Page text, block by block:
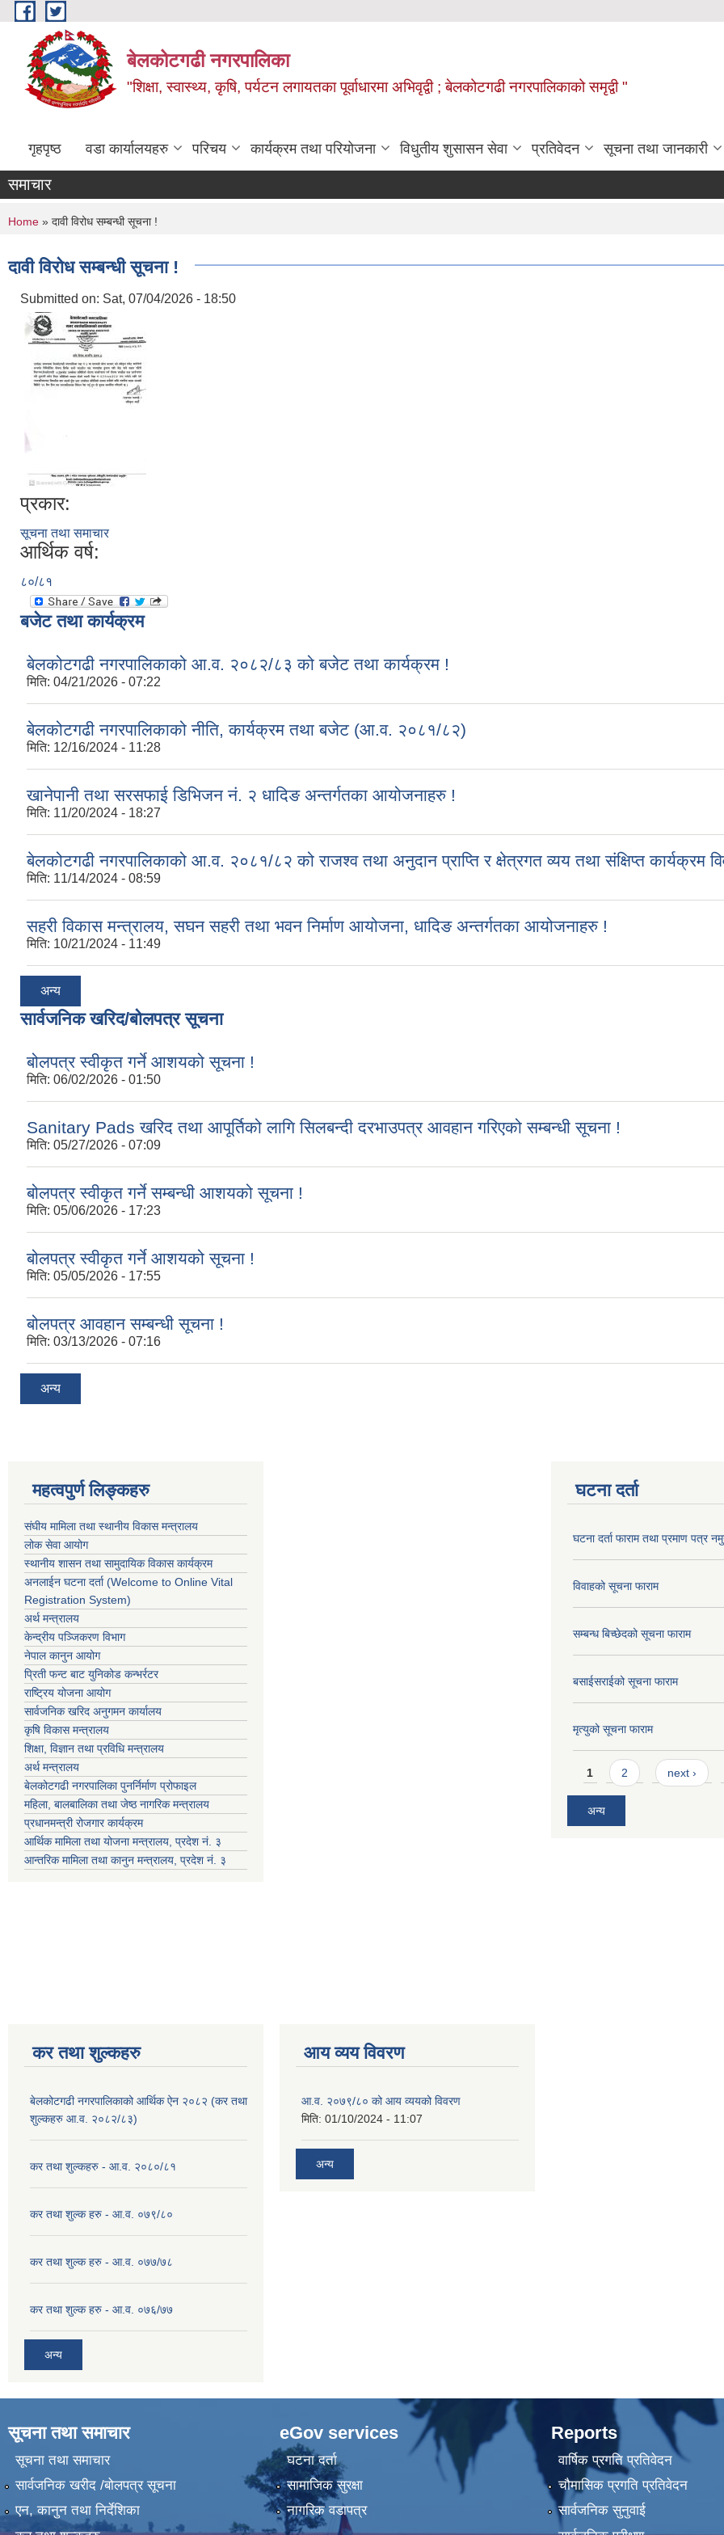
Skip to main content
बेलकोटगढी नगरपालिका
"शिक्षा, स्वास्थ्य, कृषि, पर्यटन लगायतका पूर्वाधारमा अभिवृद्वी ; बेलकोटगढी नगरपालिकाको समृद्वी "
गृहपृष्ठ वडा कार्यालयहरु परिचय कार्यक्रम तथा परियोजना विधुतीय शुसासन सेवा प्रतिवेदन सूचना तथा जानकारी
समाचार
You are here
Home » दावी विरोध सम्बन्धी सूचना !
दावी विरोध सम्बन्धी सूचना !
Submitted on: Sat, 07/04/2026 - 18:50
प्रकार:
सूचना तथा समाचार
आर्थिक वर्ष:
८०/८१
बजेट तथा कार्यक्रम
बेलकोटगढी नगरपालिकाको आ.व. २०८२/८३ को बजेट तथा कार्यक्रम !
मिति: 04/21/2026 - 07:22
बेलकोटगढी नगरपालिकाको नीति, कार्यक्रम तथा बजेट (आ.व. २०८१/८२)
मिति: 12/16/2024 - 11:28
खानेपानी तथा सरसफाई डिभिजन नं. २ धादिङ अन्तर्गतका आयोजनाहरु !
मिति: 11/20/2024 - 18:27
बेलकोटगढी नगरपालिकाको आ.व. २०८१/८२ को राजश्व तथा अनुदान प्राप्ति र क्षेत्रगत व्यय तथा संक्षिप्त कार्यक्रम
मिति: 11/14/2024 - 08:59
सहरी विकास मन्त्रालय, सघन सहरी तथा भवन निर्माण आयोजना, धादिङ अन्तर्गतका आयोजनाहरु !
मिति: 10/21/2024 - 11:49
अन्य
सार्वजनिक खरिद/बोलपत्र सूचना
बोलपत्र स्वीकृत गर्ने आशयको सूचना !
मिति: 06/02/2026 - 01:50
Sanitary Pads खरिद तथा आपूर्तिको लागि सिलबन्दी दरभाउपत्र आवहान गरिएको सम्बन्धी सूचना !
मिति: 05/27/2026 - 07:09
बोलपत्र स्वीकृत गर्ने सम्बन्धी आशयको सूचना !
मिति: 05/06/2026 - 17:23
बोलपत्र स्वीकृत गर्ने आशयको सूचना !
मिति: 05/05/2026 - 17:55
बोलपत्र आवहान सम्बन्धी सूचना !
मिति: 03/13/2026 - 07:16
अन्य
महत्वपुर्ण लिङ्कहरु
संघीय मामिला तथा स्थानीय विकास मन्त्रालय
लोक सेवा आयोग
स्थानीय शासन तथा सामुदायिक विकास कार्यक्रम
अनलाईन घटना दर्ता (Welcome to Online Vital
Registration System)
अर्थ मन्त्रालय
केन्द्रीय पञ्जिकरण विभाग
नेपाल कानुन आयोग
प्रिती फन्ट बाट युनिकोड कन्भर्रटर
राष्ट्रिय योजना आयोग
सार्वजनिक खरिद अनुगमन कार्यालय
कृषि विकास मन्त्रालय
शिक्षा, विज्ञान तथा प्रविधि मन्त्रालय
अर्थ मन्त्रालय
बेलकोटगढी नगरपालिका पुनर्निर्माण प्रोफाइल
महिला, बालबालिका तथा जेष्ठ नागरिक मन्त्रालय
प्रधानमन्त्री रोजगार कार्यक्रम
आर्थिक मामिला तथा योजना मन्त्रालय, प्रदेश नं. ३
आन्तरिक मामिला तथा कानुन मन्त्रालय, प्रदेश नं. ३
घटना दर्ता
घटना दर्ता फाराम तथा प्रमाण पत्र
विवाहको सूचना फाराम
सम्बन्ध बिच्छेदको सूचना फाराम
बसाईसराईको सूचना फाराम
मृत्युको सूचना फाराम
Pages
1 2 next ›
अन्य
कर तथा शुल्कहरु
बेलकोटगढी नगरपालिकाको आर्थिक ऐन २०८२ (कर तथा
शुल्कहरु आ.व. २०८२/८३)
कर तथा शुल्कहरु - आ.व. २०८०/८१
कर तथा शुल्क हरु - आ.व. ०७९/८०
कर तथा शुल्क हरु - आ.व. ०७७/७८
कर तथा शुल्क हरु - आ.व. ०७६/७७
अन्य
आय व्यय विवरण
आ.व. २०७९/८० को आय व्ययको विवरण
मिति: 01/10/2024 - 11:07
अन्य
सूचना तथा समाचार
सूचना तथा समाचार
सार्वजनिक खरीद /बोलपत्र सूचना
एन, कानुन तथा निर्देशिका
eGov services
घटना दर्ता
सामाजिक सुरक्षा
नागरिक वडापत्र
Reports
वार्षिक प्रगति प्रतिवेदन
चौमासिक प्रगति प्रतिवेदन
सार्वजनिक सुनुवाई